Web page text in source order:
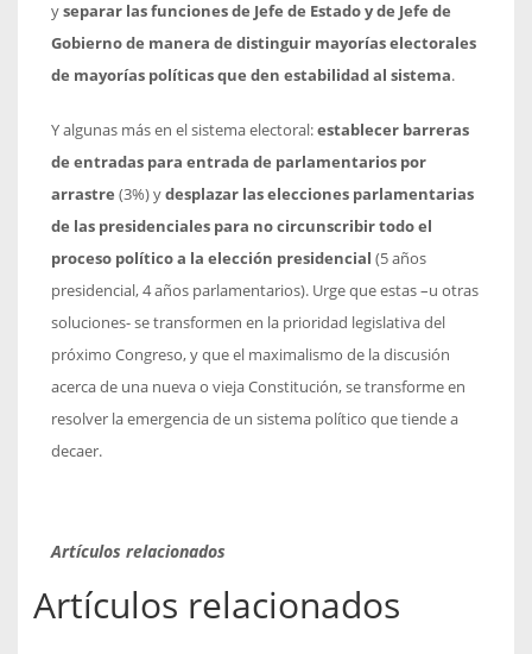
yseparar las funciones de Jefe de Estado y de Jefe de
Gobierno de manera de distinguir mayorías electorales
de mayorías políticas que den estabilidad al sistema.
Y algunas más en el sistema electoral:establecer barreras
de entradas para entrada de parlamentarios por
arrastre (3%) ydesplazar las elecciones parlamentarias
de las presidenciales para no circunscribir todo el
proceso político a la elección presidencial (5 años
presidencial, 4 años parlamentarios). Urge que estas –u otras
soluciones- se transformen en la prioridad legislativa del
próximo Congreso, y que el maximalismo de la discusión
acerca de una nueva o vieja Constitución, se transforme en
resolver la emergencia de un sistema político que tiende a
decaer.
Artículos relacionados
Artículos relacionados